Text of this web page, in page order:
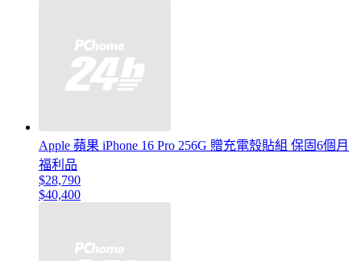
Apple 蘋果 iPhone 16 Pro 256G 贈充電殼貼組 保固6個月
福利品
$28,790
$40,400